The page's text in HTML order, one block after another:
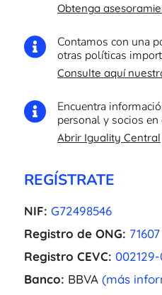
Obtenga

Contamos con una
otras políticas
Consulte aquí

Encuentra
personal y socios
Abrir Iguality Central
REGÍSTRATE
NIF: G72498546
Registro de ONG: 71607
Registro CEVC:
Banco: BBVA (más